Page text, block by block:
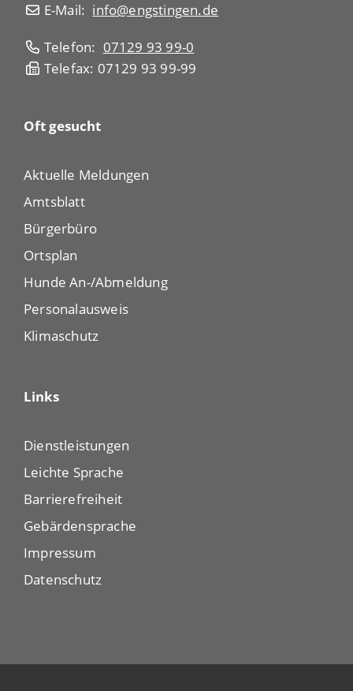
E-Mail: info@engstingen.de
Telefon: 07129 93 99-0
Telefax: 07129 93 99-99
Oft gesucht
Aktuelle Meldungen
Amtsblatt
Bürgerbüro
Ortsplan
Hunde An-/Abmeldung
Personalausweis
Klimaschutz
Links
Dienstleistungen
Leichte Sprache
Barrierefreiheit
Gebärdensprache
Impressum
Datenschutz